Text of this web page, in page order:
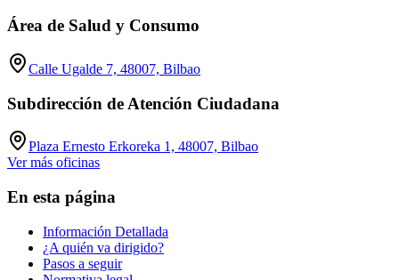
Área de Salud y Consumo
Calle Ugalde 7, 48007, Bilbao
Subdirección de Atención Ciudadana
Plaza Ernesto Erkoreka 1, 48007, Bilbao
Ver más oficinas
En esta página
Información Detallada
¿A quién va dirigido?
Pasos a seguir